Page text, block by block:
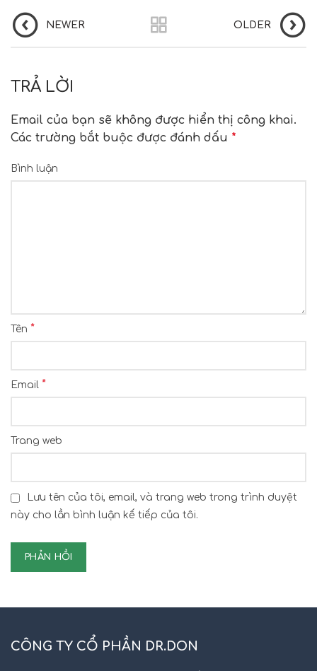
NEWER OLDER
TRẢ LỜI
Email của bạn sẽ không được hiển thị công khai.
Các trường bắt buộc được đánh dấu *
Bình luận
Tên *
Email *
Trang web
Lưu tên của tôi, email, và trang web trong trình duyệt
này cho lần bình luận kế tiếp của tôi.
CÔNG TY CỔ PHẦN DR.DON